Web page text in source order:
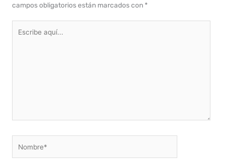
campos obligatorios están marcados con *
aquí...